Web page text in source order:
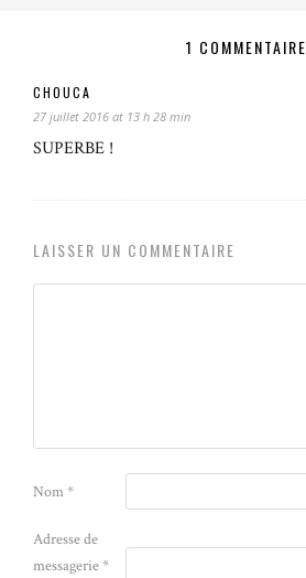
1 COMMENTAIRE
CHOUCA
27 juillet 2016 at 13 h 28 min
SUPERBE !
LAISSER UN COMMENTAIRE
Nom*
Adresse de
messagerie*